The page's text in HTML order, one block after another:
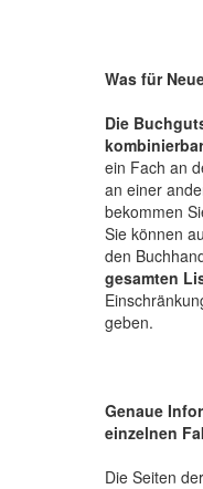
Was für
Die
ein Fach an
an einer
bekommen
Sie können
den
gesamten
geben.
Genaue
einzelnen
Die Seiten